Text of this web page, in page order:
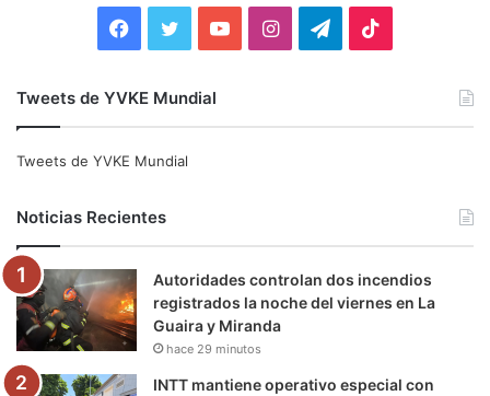
:
e
o
o
k
t
e
r
b
e
I
g
r
a
m
r
a
k
Tweets de YVKE Mundial
Tweets de YVKE Mundial
Noticias Recientes
Autoridades controlan dos incendios
registrados la noche del viernes en La
Guaira y Miranda
hace 29 minutos
INTT mantiene operativo especial con